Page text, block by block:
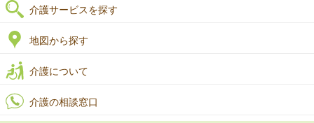
介護サービスを探す
地図から探す
介護について
介護の相談窓口